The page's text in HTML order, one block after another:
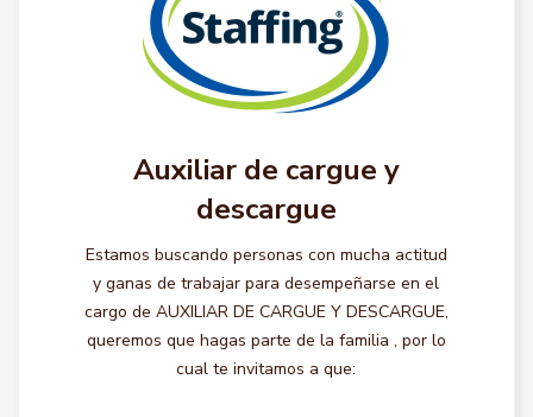
Auxiliar de cargue y
descargue
Estamos buscando personas con mucha actitud
y ganas de trabajar para desempeñarse en el
cargo de AUXILIAR DE CARGUE Y DESCARGUE,
queremos que hagas parte de la familia , por lo
cual te invitamos a que: